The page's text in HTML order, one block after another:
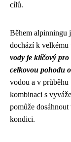
cílů.
Během alpinningu
dochází k velkému
vody je klíčový
celkovou pohodu
vodou a v
kombinaci s
pomůže
kondici.